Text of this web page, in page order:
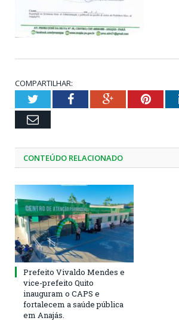
COMPARTILHAR:
TwitterFacebookGoogle+
Email
CONTEÚDO RELACIONADO
Prefeito Vivaldo Mendes e
vice-prefeito Quito
inauguram o CAPS e
fortalecem a saúde pública
em Anajás.